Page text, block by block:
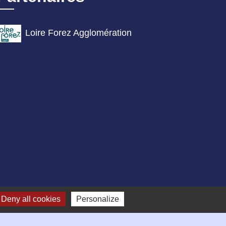
Loire Forez Agglomération
Deny all cookies Personalize